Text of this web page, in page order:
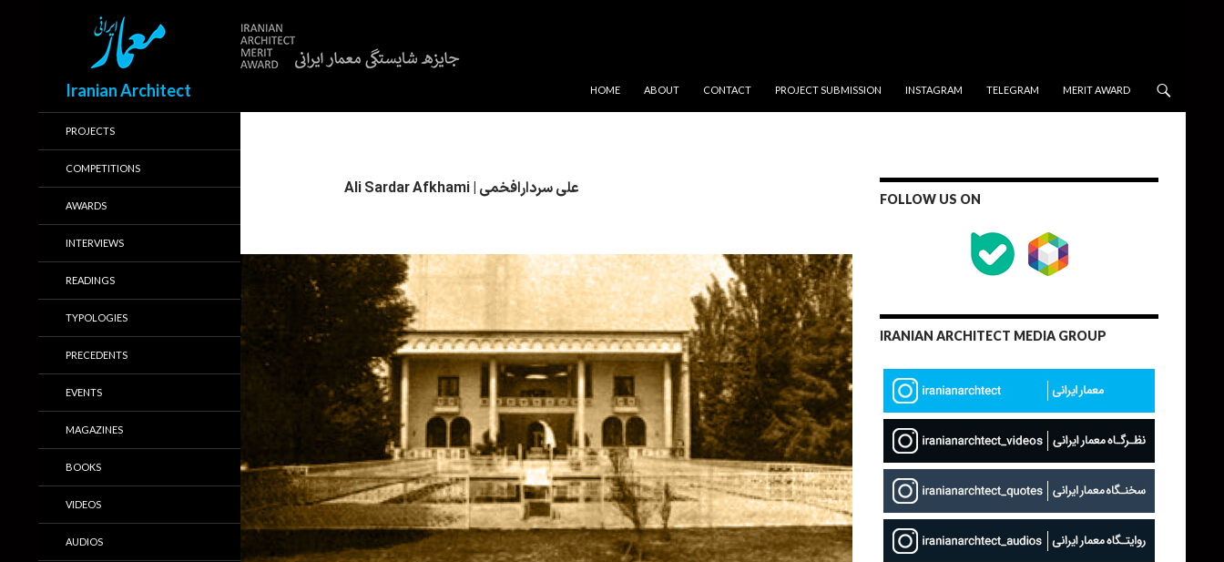
Iranian Architect
HOME
ABOUT CONTACT PROJECT SUBMISSION INSTAGRAM TELEGRAM MERIT AWARD
Ali Sardar Afkhami | علی سردار‌افخمی FOLLOW US ON
IRANIAN ARCHITECT MEDIA GROUP
PROJECTS
COMPETITIONS
AWARDS
INTERVIEWS
READINGS
TYPOLOGIES
PRECEDENTS
EVENTS
MAGAZINES
BOOKS
VIDEOS
AUDIOS